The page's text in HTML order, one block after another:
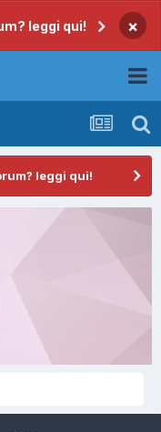
leggi qui! ×
leggi qui!